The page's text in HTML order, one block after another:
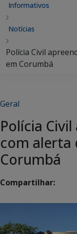
Informativos
Notícias
Polícia Civil
em Corumbá
Geral
Polícia
com
Corumbá
Compartilhar: